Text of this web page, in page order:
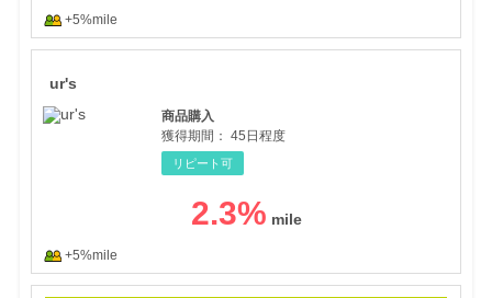
+5%mile
ur's
商品購入
獲得期間： 45日程度
リピート可
2.3%
+5%mile